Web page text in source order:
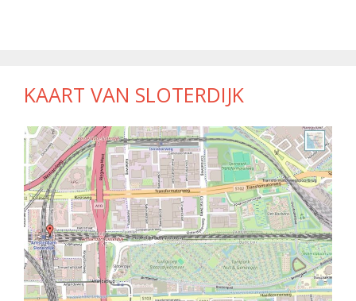
KAART VAN SLOTERDIJK